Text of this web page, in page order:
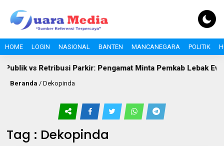
HOME LOGIN NASIONAL BANTEN MANCANEGARA POLITIK
vs Retribusi Parkir: Pengamat Minta Pemkab Lebak
Beranda / Dekopinda
Tag : Dekopinda